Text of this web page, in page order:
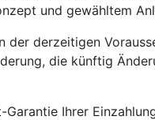
und gewähltem
der derzeitigen
die künftig
Garantie Ihrer